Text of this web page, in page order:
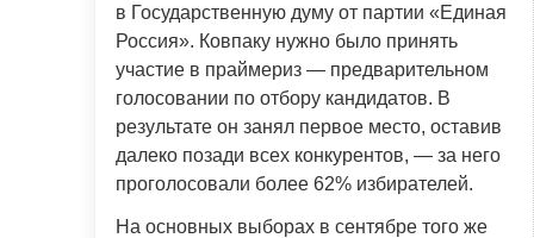
в Государственную думу от партии «Единая
Россия». Ковпаку нужно было принять
участие в праймериз — предварительном
голосовании по отбору кандидатов. В
результате он занял первое место, оставив
далеко позади всех конкурентов, — за него
проголосовали более 62% избирателей.
На основных выборах в сентябре того же